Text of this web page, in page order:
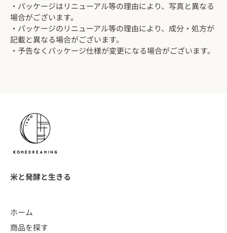
・パッケージはリニューアル等の理由により、写真と異なる
場合がございます。
・ パッケージのリニューアル等の理由により、成分・処方が
記載と異なる場合がございます。
・予告なくパッケージ仕様が変更になる場合がございます。
米と発酵と生きる
ホーム
商品を探す